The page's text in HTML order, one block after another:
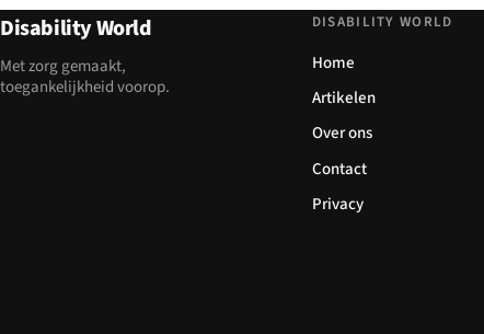
Disability World
Met zorg gemaakt,
toegankelijkheid voorop.
DISABILITY WORLD
Home
Artikelen
Over ons
Contact
Privacy